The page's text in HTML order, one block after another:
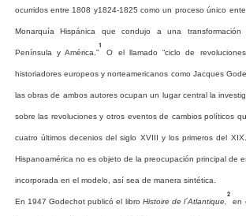
ocurridos entre 1808 y1824-1825 como un proceso único
Monarquía Hispánica que condujo a una transformación
Península y América.”
1
O el llamado “ciclo de revoluciones
historiadores europeos y norteamericanos como Jacques
las obras de ambos autores ocupan un lugar central la
sobre las revoluciones y otros eventos de cambios políticos
cuatro últimos decenios del siglo XVIII y los primeros del XIX.
Hispanoamérica no es objeto de la preocupación principal de
incorporada en el modelo, así sea de manera sintética.
En 1947 Godechot publicó el libro Histoire de l´Atlantique,
2
en